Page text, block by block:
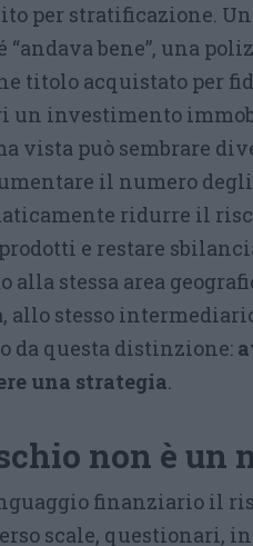
per stratificazione.
“andava bene”, una
titolo acquistato per
un investimento
vista può sembrare
il numero
ridurre il
e restare
alla stessa area
allo stesso
da questa distinzione:
una strategia.
non è un
finanziario il
scale, questionari,